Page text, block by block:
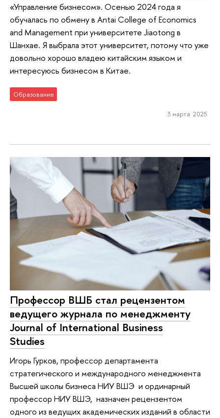
«Управление бизнесом». Осенью 2024 года я
обучалась по обмену в Antai College of Economics
and Management при университете Jiaotong в
Шанхае. Я выбрала этот университет, потому что уже
довольно хорошо владею китайским языком и
интересуюсь бизнесом в Китае.
Образование
3 марта 2025
Профессор ВШБ стал рецензентом
ведущего журнала по менеджменту
Journal of International Business
Studies
Игорь Гурков, профессор департамента
стратегического и международного менеджмента
Высшей школы бизнеса НИУ ВШЭ и ординарный
профессор НИУ ВШЭ, назначен рецензентом
одного из ведущих академических изданий в области